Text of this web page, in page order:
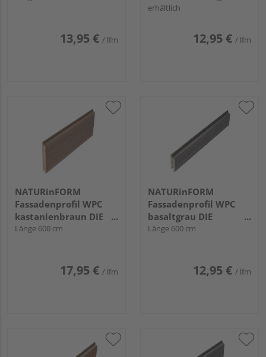
13,95 € / lfm
EXKLUSIV - 70x17mm
erhältlich
12,95 € / lfm
NATURinFORM
Fassadenprofil WPC
kastanienbraun DIE
GESTALTENDE -
Länge 600 cm
17,95 € / lfm
NATURinFORM
Fassadenprofil WPC
basaltgrau DIE
GESTALTENDE
Länge 600 cm
12,95 € / lfm